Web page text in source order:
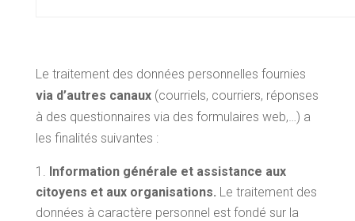
Le traitement des données personnelles fournies
via d’autres canaux(courriels, courriers, réponses
à des questionnaires via des formulaires web,…) a
les finalités suivantes :
Information générale et assistance aux
citoyens et aux organisations. Le traitement des
données à caractère personnel est fondé sur la